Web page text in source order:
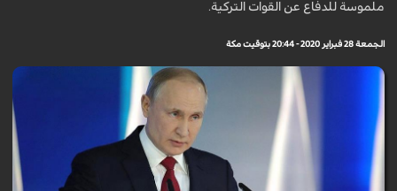
ملموسة للدفاع عن القوات التركية.
الجمعة 28 فبراير 2020 - 20:44 بتوقيت مكة